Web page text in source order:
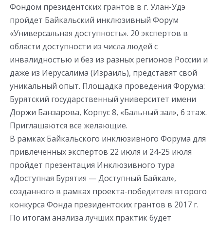
Фондом президентских грантов в г. Улан-Удэ
пройдет Байкальский инклюзивный Форум
«Универсальная доступность». 20 экспертов в
области доступности из числа людей с
инвалидностью и без из разных регионов России и
даже из Иерусалима (Израиль), представят свой
уникальный опыт. Площадка проведения Форума:
Бурятский государственный университет имени
Доржи Банзарова, Корпус 8, «Бальный зал», 6 этаж.
Приглашаются все желающие.
В рамках Байкальского инклюзивного Форума для
привлеченных экспертов 22 июля и 24-25 июля
пройдет презентация Инклюзивного тура
«Доступная Бурятия — Доступный Байкал»,
созданного в рамках проекта-победителя второго
конкурса Фонда президентских грантов в 2017 г.
По итогам анализа лучших практик будет